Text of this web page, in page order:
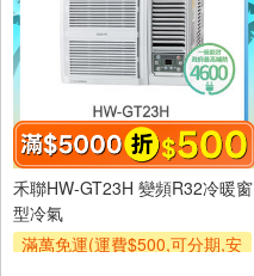
禾聯HW-GT23H 變頻R32冷暖窗
型冷氣
滿萬免運(運費$500,可分期,安